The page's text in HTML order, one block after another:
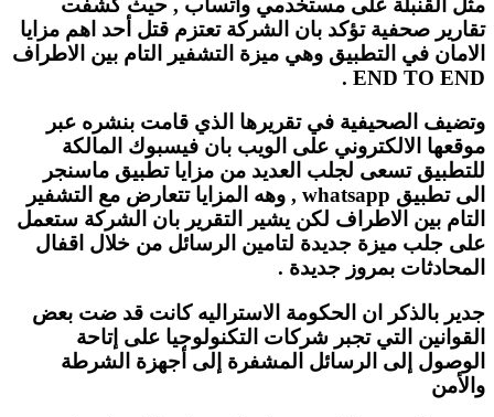
تقارير صحفية تؤكد بان الشركة تعتزم قتل أحد اهم مزايا
الامان في التطبيق وهي ميزة التشفير التام بين الاطراف
END TO END .
وتضيف الصحيفية في تقريرها الذي قامت بنشره عبر
موقعها الالكتروني على الويب بان فيسبوك المالكة
للتطبيق تسعى لجلب العديد من مزايا تطبيق ماسنجر
الى تطبيق whatsapp , وهه المزايا تتعارض مع التشفير
التام بين الاطراف لكن يشير التقرير بان الشركة ستعمل
على جلب ميزة جديدة لتامين الرسائل من خلال اقفال
المحادثات بمروز جديدة .
جدير بالذكر ان الحكومة الاستراليه كانت قد ضت بعض
القوانين التي تجبر شركات التكنولوجيا على إتاحة
الوصول إلى الرسائل المشفرة إلى أجهزة الشرطة
والأمن